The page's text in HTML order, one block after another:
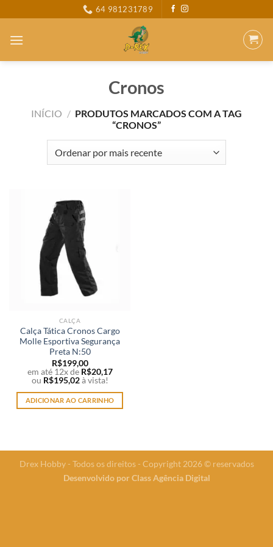
to
content
64 981231789
Cronos
INÍCIO / PRODUTOS MARCADOS COM A TAG
“CRONOS”
CALÇA
Calça Tática Cronos Cargo
Molle Esportiva Segurança
Preta N:50
R$199,00
em até 12x de R$20,17
ou R$195,02 à vista!
ADICIONAR AO CARRINHO
Drex Hobby - Todos os direitos - Copyright 2026 © reservados
Desenvolvido porClass Agência Digital